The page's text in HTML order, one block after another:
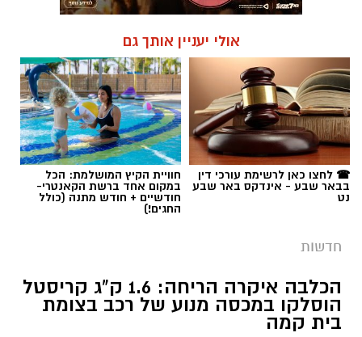
אולי יעניין אותך גם
☎ לחצו כאן לרשימת עורכי דין
בבאר שבע - אינדקס באר שבע
נט
חוויית הקיץ המושלמת: הכל
במקום אחד ברשת הקאנטרי-
חודשיים + חודש מתנה (כולל
החגים!)
חדשות
הכלבה איקרה הריחה: 1.6 ק"ג קריסטל
הוסלקו במכסה מנוע של רכב בצומת
בית קמה